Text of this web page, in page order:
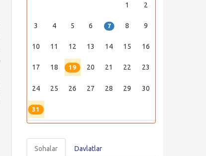
1 2
3 4 5 6 7 8 9
10 11 12 13 14 15 16
17 18 19 20 21 22 23
24 25 26 27 28 29 30
31
Sohalar Davlatlar